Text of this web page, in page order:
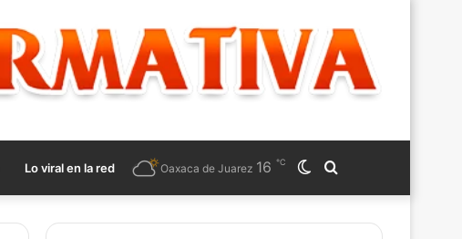
Lo viral en la red
for
Switch
skin
Oaxaca de Juarez 16 ℃